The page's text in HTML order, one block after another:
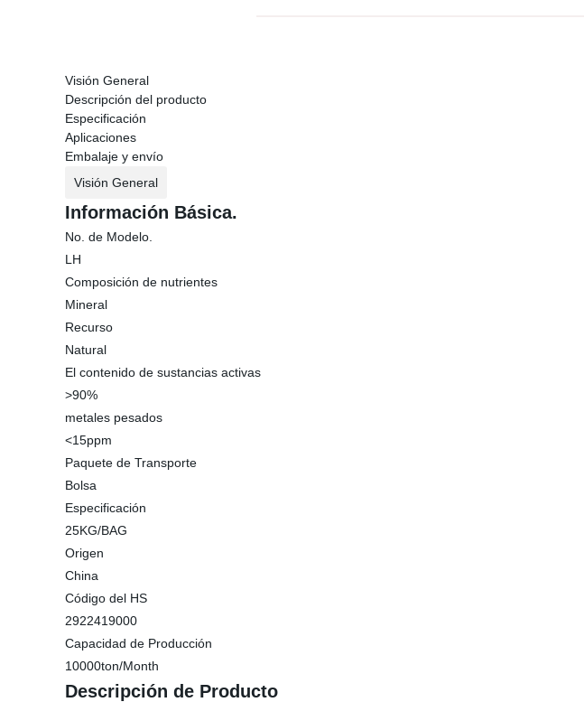
Visión General
Descripción del producto
Especificación
Aplicaciones
Embalaje y envío
Visión General
Información Básica.
No. de Modelo.
LH
Composición de nutrientes
Mineral
Recurso
Natural
El contenido de sustancias activas
>90%
metales pesados
<15ppm
Paquete de Transporte
Bolsa
Especificación
25KG/BAG
Origen
China
Código del HS
2922419000
Capacidad de Producción
10000ton/Month
Descripción de Producto